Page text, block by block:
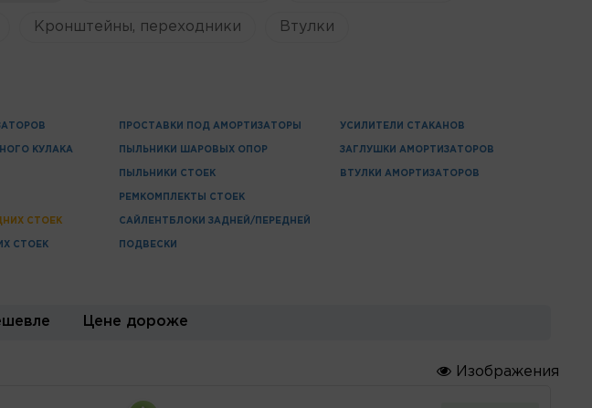
Кронштейны, переходники Втулки
КУЛАКА
СТОЕК
СТОЕК
ПРОСТАВКИ ПОД АМОРТИЗАТОРЫ
ПЫЛЬНИКИ ШАРОВЫХ ОПОР
ПЫЛЬНИКИ СТОЕК
РЕМКОМПЛЕКТЫ СТОЕК
САЙЛЕНТБЛОКИ ЗАДНЕЙ/ПЕРЕДНЕЙ
ПОДВЕСКИ
УСИЛИТЕЛИ СТАКАНОВ
ЗАГЛУШКИ АМОРТИЗАТОРОВ
ВТУЛКИ АМОРТИЗАТОРОВ
Цене дороже
Изображения